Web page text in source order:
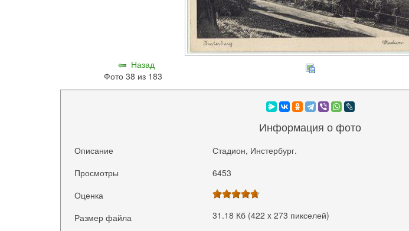
Назад
Фото 38 из 183
Информация о фото
Описание
Стадион, Инстербург.
Просмотры
6453
Оценка
Размер файла
31.18 Кб (422 x 273 пикселей)